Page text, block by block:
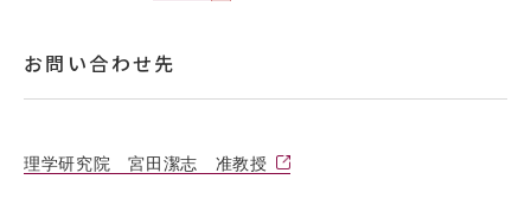
お問い合わせ先
理学研究院 宮田潔志 准教授